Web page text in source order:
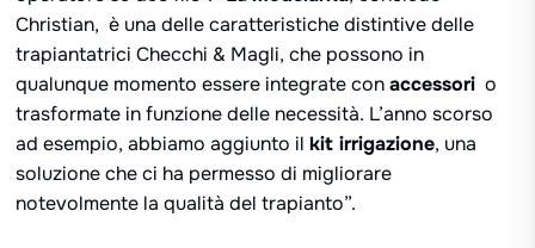
Christian, è una delle caratteristiche distintive delle
trapiantatrici Checchi & Magli, che possono in
qualunque momento essere integrate conaccessori o
trasformate in funzione delle necessità. L’anno scorso
ad esempio, abbiamo aggiunto ilkit irrigazione, una
soluzione che ci ha permesso di migliorare
notevolmente la qualità del trapianto”.